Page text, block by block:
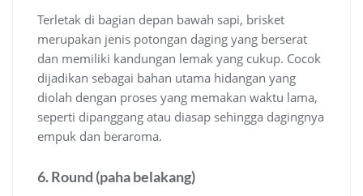
Terletak di bagian depan bawah sapi, brisket
merupakan jenis potongan daging yang berserat
dan memiliki kandungan lemak yang cukup. Cocok
dijadikan sebagai bahan utama hidangan yang
diolah dengan proses yang memakan waktu lama,
seperti dipanggang atau diasap sehingga dagingnya
empuk dan beraroma.
6. Round (paha belakang)